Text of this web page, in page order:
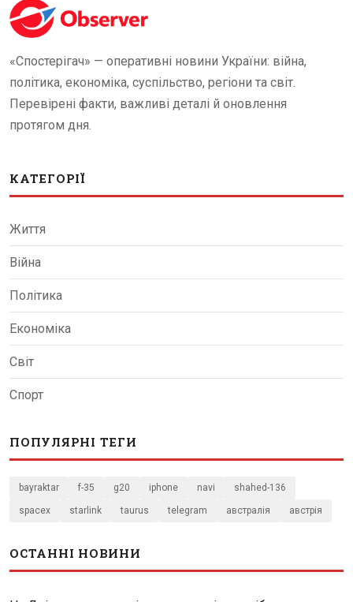
«Спостерігач» — оперативні новини України: війна,
політика, економіка, суспільство, регіони та світ.
Перевірені факти, важливі деталі й оновлення
протягом дня.
КАТЕГОРІЇ
Життя
Війна
Політика
Економіка
Світ
Спорт
ПОПУЛЯРНІ ТЕГИ
bayraktar f-35 g20 iphone navi shahed-136
spacex starlink taurus telegram австралія австрія
ОСТАННІ НОВИНИ